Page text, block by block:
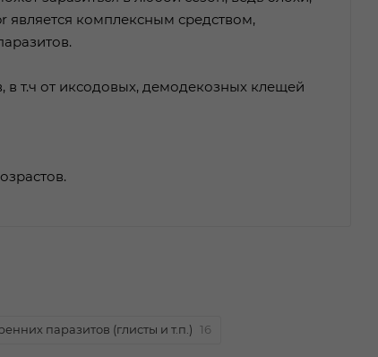
является комплексным средством,
т.ч от иксодовых, демодекозных клещей
паразитов (глисты и т.п.) 16